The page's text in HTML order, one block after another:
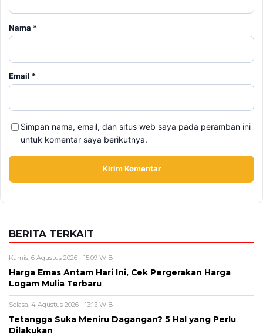
Alamat email tidak akan dipublikasikan. Kolom wajib ditandai *.